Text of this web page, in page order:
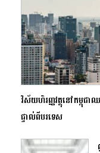
វិស័យហិរញ្ញវត្ថុនៅកម្ពុជ
ផ្ទាល់ពីបរទេស